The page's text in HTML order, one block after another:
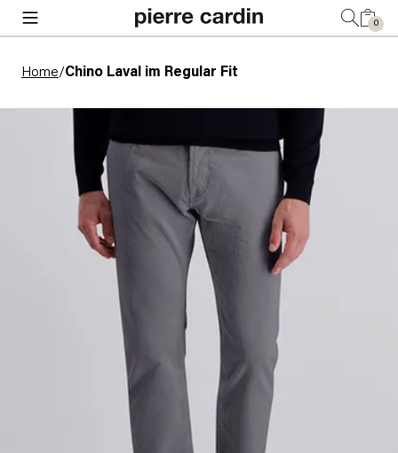
0
Home/Chino Laval im Regular Fit